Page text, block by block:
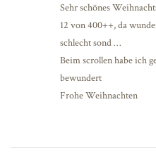
Sehr schönes
12 von 400++, da
schlecht sond …
Beim scrollen habe ich
bewundert
Frohe Weihnachten